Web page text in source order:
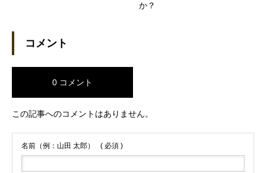
か？
コメント
0 コメント
この記事へのコメントはありません。
名前（例：山田 太郎） ( 必須 )